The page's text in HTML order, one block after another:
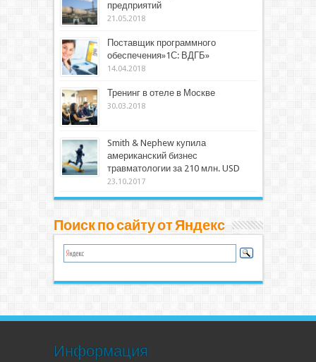
предприятий
21.05.2018
Поставщик программного
обеспечения»1С: ВДГБ»
14.04.2018
Тренинг в отеле в Москве
30.03.2018
Smith & Nephew купила
американский бизнес
травматологии за 210 млн. USD
23.10.2017
Поиск по сайту от Яндекс
Информация